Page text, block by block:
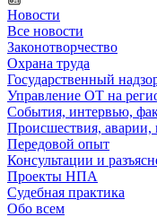
Новости
Все новости
Законотворчество
Охрана труда
Государственный
Управление ОТ на
События, интервью,
Происшествия, аварии,
Передовой опыт
Консультации и
Проекты НПА
Судебная практика
Обо всем